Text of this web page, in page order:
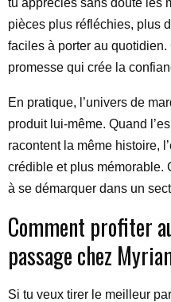
tu apprécies sans doute les
pièces plus réfléchies, plus
faciles à porter au quotidien.
promesse qui crée la
En pratique, l’univers de
produit lui-même. Quand
racontent la même histoire,
crédible et plus mémorable.
à se démarquer dans un
Comment profiter
passage chez
Si tu veux tirer le meilleur